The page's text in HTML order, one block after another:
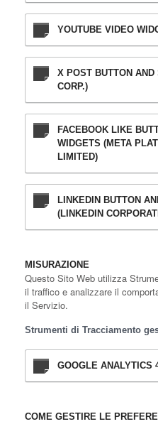
YOUTUBE VIDEO
X POST BUTTON
CORP.)
FACEBOOK LIKE
WIDGETS (META
LIMITED)
LINKEDIN BUTTON
(LINKEDIN
MISURAZIONE
Questo Sito Web utilizza
il traffico e analizzare il
il Servizio.
Strumenti di Tracciamento
GOOGLE ANALYTICS
COME GESTIRE LE